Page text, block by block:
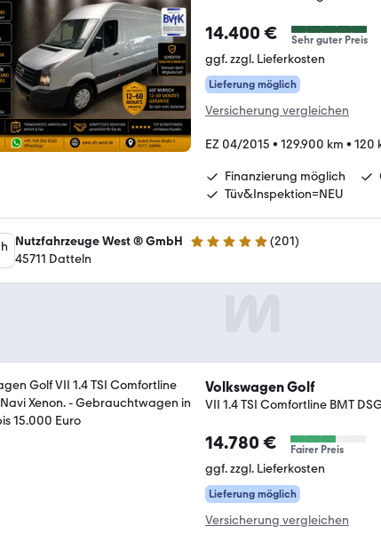
14.400 € Sehr guter Preis
ggf. zzgl. Lieferkosten
Lieferung möglich
Versicherung vergleichen
EZ 04/2015 • 129.900 km • 120
Finanzierung möglich
Tüv&Inspektion=NEU
Nutzfahrzeuge West ® GmbH 4.9 Sterne (201)
45711 Datteln
Volkswagen Golf
VII 1.4 TSI Comfortline BMT
14.780 € Fairer Preis
ggf. zzgl. Lieferkosten
Lieferung möglich
Versicherung vergleichen